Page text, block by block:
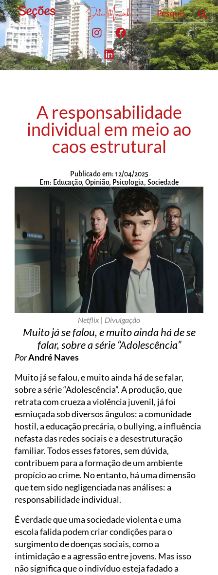
Seções
A responsabilidade
individual em meio ao
caos estrutural
Publicado em: 12/04/2025
Em: Educação, Opinião, Psicologia, Sociedade
Netflix | Divulgação
Muito já se falou, e muito ainda há de se
falar, sobre a série “Adolescência”
PorAndré Naves
Muito já se falou, e muito ainda há de se falar,
sobre a série “Adolescência”. A produção, que
retrata com crueza a violência juvenil, já foi
esmiuçada sob diversos ângulos: a comunidade
hostil, a educação precária, o bullying, a influência
nefasta das redes sociais e a desestruturação
familiar. Todos esses fatores, sem dúvida,
contribuem para a formação de um ambiente
propício ao crime. No entanto, há uma dimensão
que tem sido negligenciada nas análises: a
responsabilidade individual.
É verdade que uma sociedade violenta e uma
escola falida podem criar condições para o
surgimento de doenças sociais, como a
intimidação e a agressão entre jovens. Mas isso
não significa que o indivíduo esteja fadado a